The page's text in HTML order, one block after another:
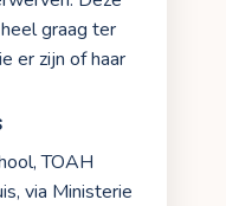
graag ter
er zijn of haar
TOAH
via Ministerie